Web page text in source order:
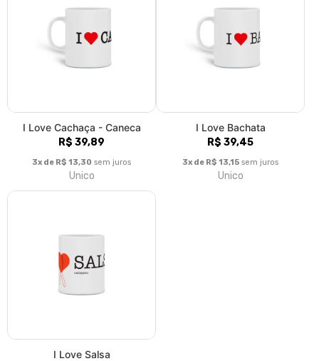
I Love Cachaça - Caneca
R$ 39,89
3x de R$ 13,30 sem juros
Unico
I Love Bachata
R$ 39,45
3x de R$ 13,15 sem juros
Unico
I Love Salsa